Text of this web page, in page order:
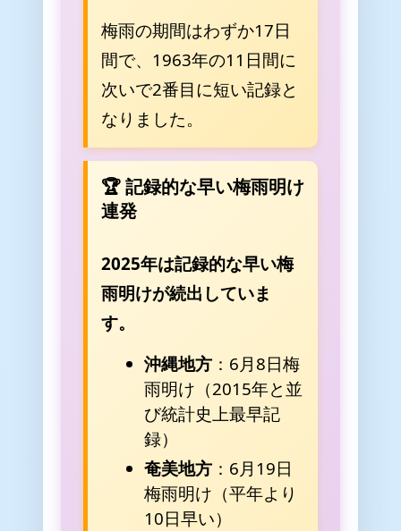
梅雨の期間はわずか17日
間で、1963年の11日間に
次いで2番目に短い記録と
なりました。
🏆 記録的な早い梅雨明け
連発
2025年は記録的な早い梅
雨明けが続出していま
す。
沖縄地方 ：6月8日梅
雨明け（2015年と並
び統計史上最早記
録）
奄美地方 ：6月19日
梅雨明け（平年より
10日早い）